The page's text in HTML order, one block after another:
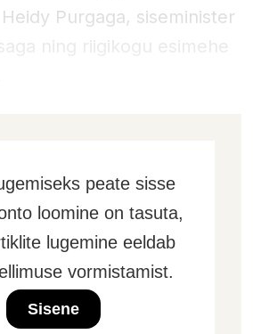
Purgaga, siseminister
ning riigikogu esimehe
peate sisse
loomine on tasuta,
lugemine eeldab
vormistamist.
Sisene